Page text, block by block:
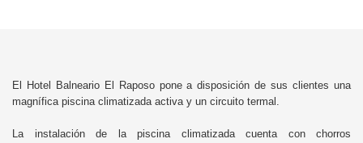
El Hotel Balneario El Raposo pone a disposición de sus clientes una
magnífica piscina climatizada activa y un circuito termal.
La instalación de la piscina climatizada cuenta con chorros